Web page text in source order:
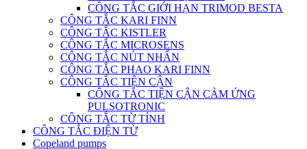
CÔNG TẮC GIỚI HẠN TRIMOD BESTA
CÔNG TẮC KARI FINN
CÔNG TẮC KISTLER
CÔNG TẮC MICROSENS
CÔNG TẮC NÚT NHẤN
CÔNG TẮC PHAO KARI FINN
CÔNG TẮC TIỆN CẬN
CÔNG TẮC TIỆN CẬN CẢM ỨNG
PULSOTRONIC
CÔNG TẮC TỪ TÍNH
CÔNG TẮC ĐIỆN TỪ
Copeland pumps